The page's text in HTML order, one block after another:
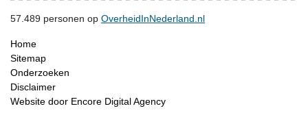
57.489 personen op OverheidInNederland.nl
Home
Sitemap
Onderzoeken
Disclaimer
Website door Encore Digital Agency